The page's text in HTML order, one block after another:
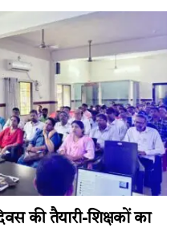
की तैयारी-शिक्षकों का